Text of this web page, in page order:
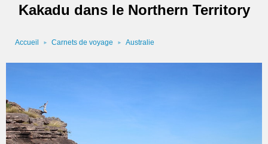
Kakadu dans le Northern Territory
Accueil Carnets de voyage Australie